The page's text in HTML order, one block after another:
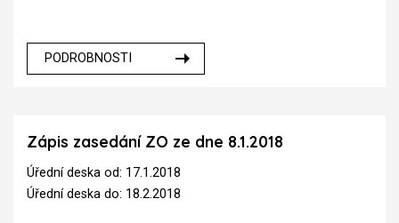
PODROBNOSTI
Zápis zasedání ZO ze dne 8.1.2018
Úřední deska od: 17.1.2018
Úřední deska do: 18.2.2018